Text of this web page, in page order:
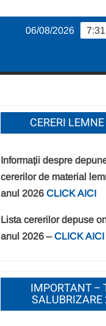
06/08/2026
CERERI
Informații despre
cererilor de material
anul 2026CLICK AICI
Lista cererilor depuse
anul 2026 –CLICK AICI
IMPORTANT –